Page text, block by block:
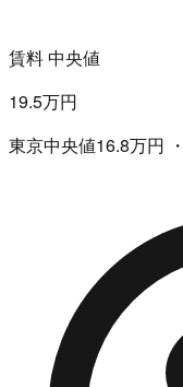
賃料 中央値
19.5万円
東京中央値16.8万円 ・